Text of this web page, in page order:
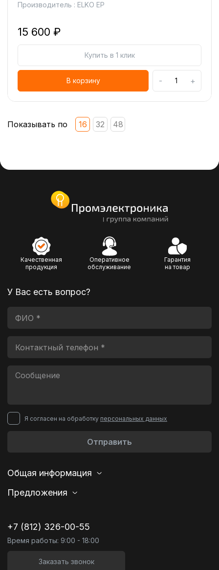
Производитель : ELKO EP
15 600 ₽
Купить в 1 клик
В корзину - +
Показывать по 16 32 48
Качественная
продукция
Оперативное
обслуживание
Гарантия
на товар
У Вас есть вопрос?
Я согласен на обработку персональных данных
Отправить
Общая информация
Предложения
+7 (812) 326-00-55
Время работы: 9:00 - 18:00
Заказать звонок